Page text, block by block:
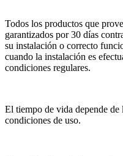
Todos los productos que
garantizados por 30 días
su instalación o correcto
cuando la instalación es
condiciones regulares.
El tiempo de vida depende
condiciones de uso.